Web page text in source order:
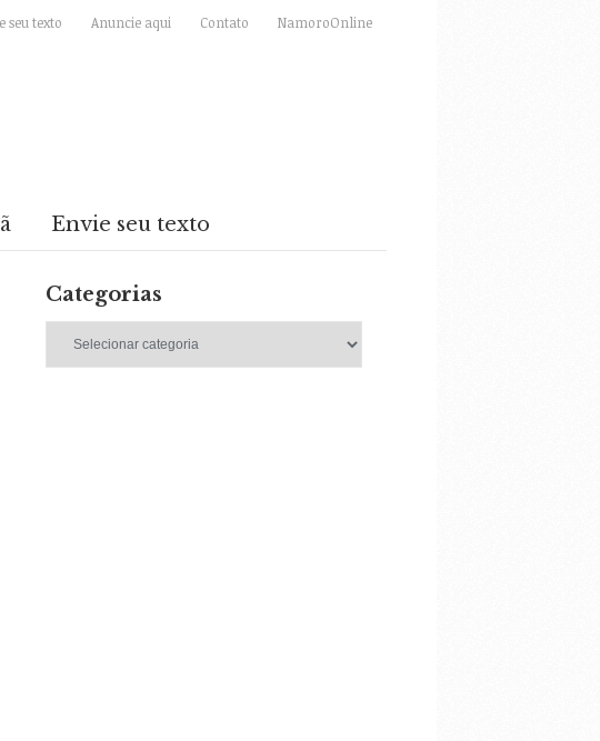
seu texto Anuncie aqui Contato NamoroOnline
Envie seu texto
Categorias